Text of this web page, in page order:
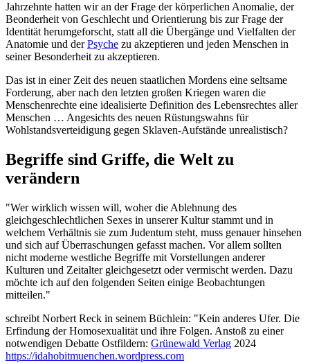
Jahrzehnte hatten wir an der Frage der körperlichen Anomalie, der
Beonderheit von Geschlecht und Orientierung bis zur Frage der
Identität herumgeforscht, statt all die Übergänge und Vielfalten der
Anatomie und derPsyche zu akzeptieren und jeden Menschen in
seiner Besonderheit zu akzeptieren.
Das ist in einer Zeit des neuen staatlichen Mordens eine seltsame
Forderung, aber nach den letzten großen Kriegen waren die
Menschenrechte eine idealisierte Definition des Lebensrechtes aller
Menschen … Angesichts des neuen Rüstungswahns für
Wohlstandsverteidigung gegen Sklaven-Aufstände unrealistisch?
Begriffe sind Griffe, die Welt zu
verändern
"Wer wirklich wissen will, woher die Ablehnung des
gleichgeschlechtlichen Sexes in unserer Kultur stammt und in
welchem Verhältnis sie zum Judentum steht, muss genauer hinsehen
und sich auf Überraschungen gefasst machen. Vor allem sollten
nicht moderne westliche Begriffe mit Vorstellungen anderer
Kulturen und Zeitalter gleichgesetzt oder vermischt werden. Dazu
möchte ich auf den folgenden Seiten einige Beobachtungen
mitteilen."
schreibt Norbert Reck in seinem Büchlein: "Kein anderes Ufer. Die
Erfindung der Homosexualität und ihre Folgen. Anstoß zu einer
notwendigen Debatte Ostfildern: Grünewald Verlag 2024
https://idahobitmuenchen.wordpress.com